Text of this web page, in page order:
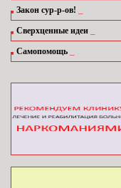
Закон сур-р-ов!
Сверхценные идеи
Самопомощь